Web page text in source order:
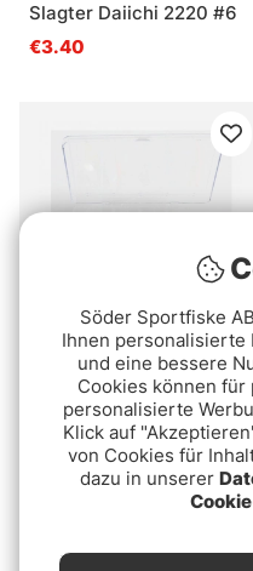
Slagter Daiichi 2220 #6
€3.40
Fladen Mix 5-12g 5pcs
€9.50
Söder Sportfiske
Ihnen personalisierte
und eine bessere
Cookies können
personalisierte
Klick auf
von Cookies für
dazu in unserer